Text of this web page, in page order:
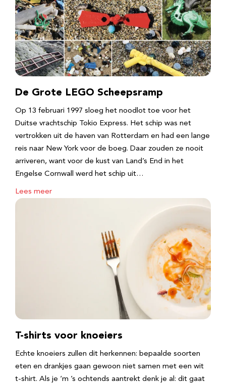
De Grote LEGO Scheepsramp
Op 13 februari 1997 sloeg het noodlot toe voor het
Duitse vrachtschip Tokio Express. Het schip was net
vertrokken uit de haven van Rotterdam en had een lange
reis naar New York voor de boeg. Daar zouden ze nooit
arriveren, want voor de kust van Land’s End in het
Engelse Cornwall werd het schip uit…
Lees meer
T-shirts voor knoeiers
Echte knoeiers zullen dit herkennen: bepaalde soorten
eten en drankjes gaan gewoon niet samen met een wit
t-shirt. Als je ‘m ’s ochtends aantrekt denk je al: dit gaat